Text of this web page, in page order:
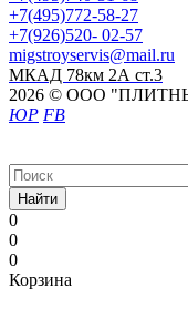
+7(495)772-58-27
+7(926)520- 02-57
migstroyservis@mail.ru
МКАД 78км 2А ст.3
2026 © ООО
ЮР FB
Найти
0
0
0
Корзина